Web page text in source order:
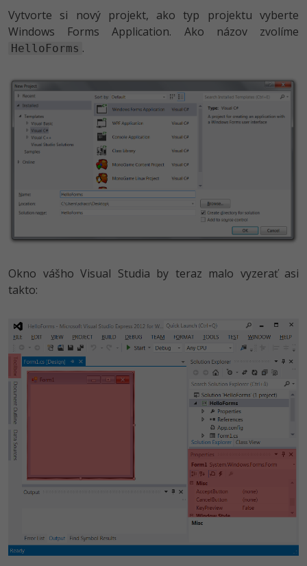
Elektronický podpis
Windows
Vytvorte si nový projekt, ako typ projektu vyberte
Windows Forms Application. Ako názov zvolíme
HelloForms .
Okno vášho Visual Studia by teraz malo vyzerať asi
takto: